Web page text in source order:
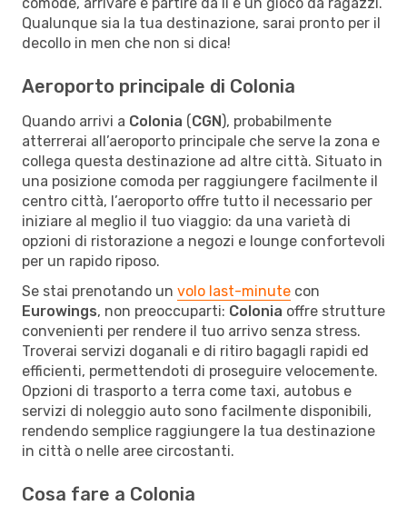
Qualunque sia la tua destinazione, sarai pronto per il
decollo in men che non si dica!
Aeroporto principale di Colonia
Quando arrivi a Colonia (CGN), probabilmente
atterrerai all’aeroporto principale che serve la zona e
collega questa destinazione ad altre città. Situato in
una posizione comoda per raggiungere facilmente il
centro città, l’aeroporto offre tutto il necessario per
iniziare al meglio il tuo viaggio: da una varietà di
opzioni di ristorazione a negozi e lounge confortevoli
per un rapido riposo.
Se stai prenotando un volo last-minute con
Eurowings, non preoccuparti: Colonia offre strutture
convenienti per rendere il tuo arrivo senza stress.
Troverai servizi doganali e di ritiro bagagli rapidi ed
efficienti, permettendoti di proseguire velocemente.
Opzioni di trasporto a terra come taxi, autobus e
servizi di noleggio auto sono facilmente disponibili,
rendendo semplice raggiungere la tua destinazione
in città o nelle aree circostanti.
Cosa fare a Colonia